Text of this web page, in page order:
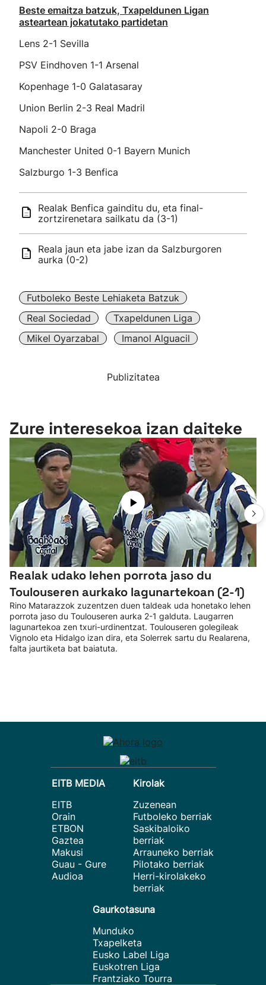
Beste emaitza batzuk, Txapeldunen Ligan
asteartean jokatutako partidetan
Lens 2-1 Sevilla
PSV Eindhoven 1-1 Arsenal
Kopenhage 1-0 Galatasaray
Union Berlin 2-3 Real Madril
Napoli 2-0 Braga
Manchester United 0-1 Bayern Munich
Salzburgo 1-3 Benfica
Realak Benfica gainditu du, eta final-
zortzirenetara sailkatu da (3-1)
Reala jaun eta jabe izan da Salzburgoren
aurka (0-2)
Futboleko Beste Lehiaketa Batzuk
Real Sociedad
Txapeldunen Liga
Mikel Oyarzabal
Imanol Alguacil
Publizitatea
Zure interesekoa izan daiteke
Realak udako lehen porrota jaso du
Toulouseren aurkako lagunartekoan (2-1)
Rino Matarazzok zuzentzen duen taldeak uda honetako lehen
porrota jaso du Toulouseren aurka 2-1 galduta. Laugarren
lagunartekoa zen txuri-urdinentzat. Toulouseren golegileak
Vignolo eta Hidalgo izan dira, eta Solerrek sartu du Realarena,
falta jaurtiketa bat baiatuta.
EITB MEDIA
EITB
Orain
ETBON
Gaztea
Makusi
Guau - Gure
Audioa
Kirolak
Zuzenean
Futboleko berriak
Saskibaloiko
berriak
Arrauneko berriak
Pilotako berriak
Herri-kirolakeko
berriak
Gaurkotasuna
Munduko
Txapelketa
Eusko Label Liga
Euskotren Liga
Frantziako Tourra